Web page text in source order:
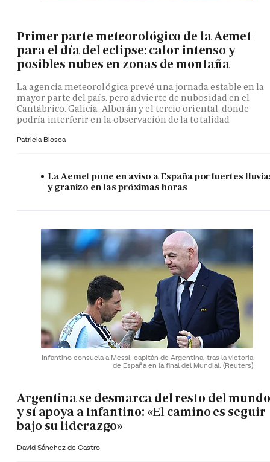
Primer parte meteorológico de la Aemet
para el día del eclipse: calor intenso y
posibles nubes en zonas de montaña
La agencia meteorológica prevé una jornada estable en la
mayor parte del país, pero advierte de nubosidad en el
Cantábrico, Galicia, Alborán y el tercio oriental, donde
podría interferir en la observación de la totalidad
Patricia Biosca
La Aemet pone en aviso a España por fuertes
y granizo en las próximas horas
Infantino consuela a Messi, capitán de Argentina, tras la victoria
de España en la final del Mundial. (Reuters)
Argentina se desmarca del resto del mundo
y sí apoya a Infantino: «El camino es seguir
bajo su liderazgo»
David Sánchez de Castro